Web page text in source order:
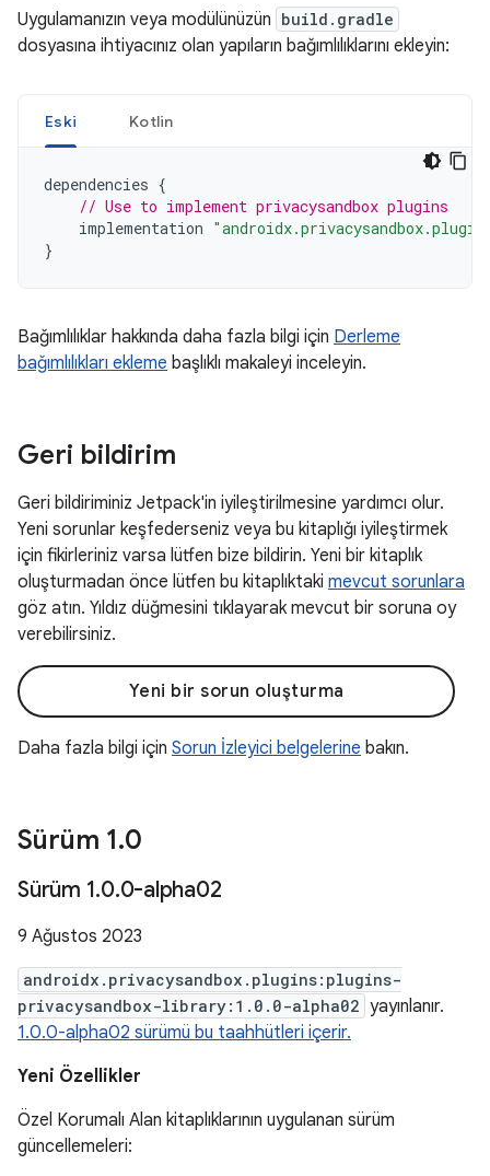
Uygulamanızın veya modülünüzün build.gradle
dosyasına ihtiyacınız olan yapıların bağımlılıklarını ekleyin:
Eski Kotlin
dependencies {
// Use to implement privacysandbox plugins
implementation
}
Bağımlılıklar hakkında daha fazla bilgi için Derleme
bağımlılıkları ekleme başlıklı makaleyi inceleyin.
Geri bildirim
Geri bildiriminiz Jetpack'in iyileştirilmesine yardımcı olur.
Yeni sorunlar keşfederseniz veya bu kitaplığı iyileştirmek
için fikirleriniz varsa lütfen bize bildirin. Yeni bir kitaplık
oluşturmadan önce lütfen bu kitaplıktaki mevcut sorunlara
göz atın. Yıldız düğmesini tıklayarak mevcut bir soruna oy
verebilirsiniz.
Yeni bir sorun oluşturma
Daha fazla bilgi için Sorun İzleyici belgelerine bakın.
Sürüm 1.0
Sürüm 1.0.0-alpha02
9 Ağustos 2023
androidx.privacysandbox.plugins:plugins-
privacysandbox-library:1.0.0-alpha02 yayınlanır.
1.0.0-alpha02 sürümü bu taahhütleri içerir.
Yeni Özellikler
Özel Korumalı Alan kitaplıklarının uygulanan sürüm
güncellemeleri: